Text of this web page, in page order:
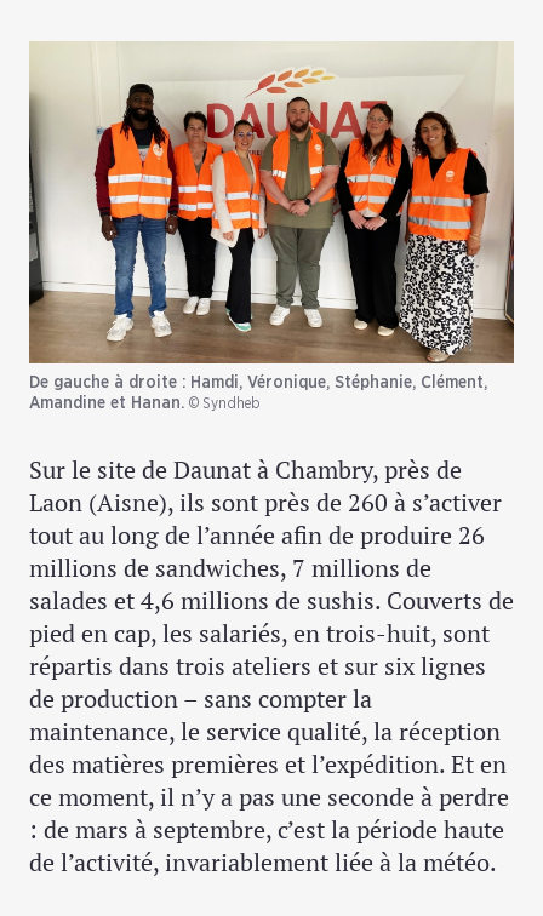
De gauche à droite : Hamdi, Véronique, Stéphanie, Clément,
Amandine et Hanan. © Syndheb
Sur le site de Daunat à Chambry, près de
Laon (Aisne), ils sont près de 260 à s’activer
tout au long de l’année afin de produire 26
millions de sandwiches, 7 millions de
salades et 4,6 millions de sushis. Couverts de
pied en cap, les salariés, en trois-huit, sont
répartis dans trois ateliers et sur six lignes
de production – sans compter la
maintenance, le service qualité, la réception
des matières premières et l’expédition. Et en
ce moment, il n’y a pas une seconde à perdre
: de mars à septembre, c’est la période haute
de l’activité, invariablement liée à la météo.